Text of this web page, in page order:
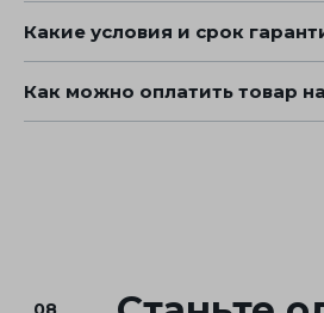
Какие условия и срок
Как можно оплатить товар